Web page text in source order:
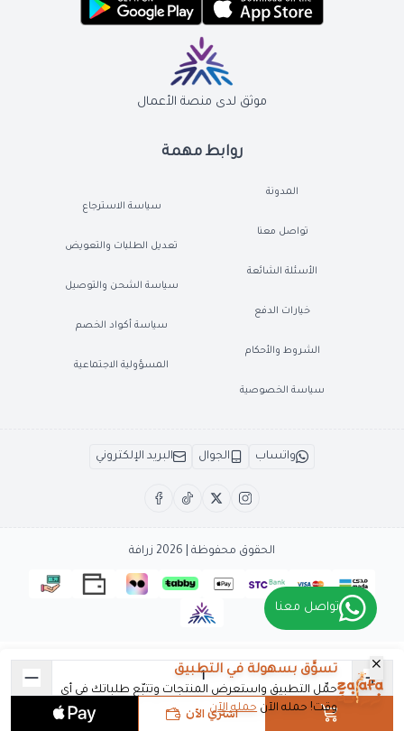
اشتري الآن
روابط مهمة
المدونة
تواصل معنا
الأسئلة الشائعة
خيارات الدفع
الشروط والأحكام
سياسة الخصوصية
سياسة الاسترجاع
تعديل الطلبات والتعويض
سياسة الشحن والتوصيل
سياسة أكواد الخصم
المسؤولية الاجتماعية
موثق لدى منصة الأعمال
واتساب الجوال البريد الإلكتروني
الحقوق محفوظة | 2026 زرافة
تواصل معنا
تسوَّق بسهولة في التطبيق
حمِّل التطبيق واستعرض المنتجات وتتبّع طلباتك في أي
وقت! حمله الآنحمله الآن